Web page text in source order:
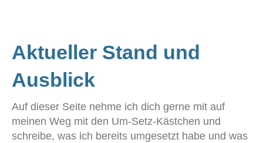
Aktueller Stand und
Ausblick
Auf dieser Seite nehme ich dich gerne mit auf
meinen Weg mit den Um-Setz-Kästchen und
schreibe, was ich bereits umgesetzt habe und was